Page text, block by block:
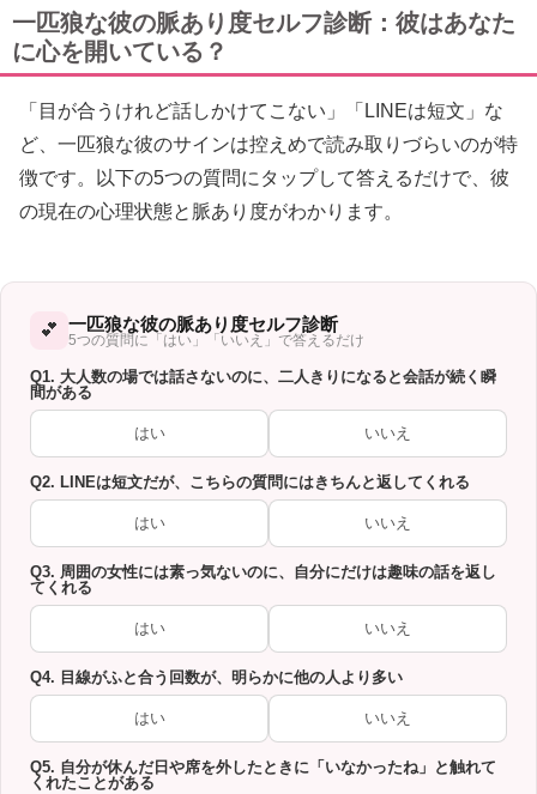
一匹狼な彼の脈あり度セルフ診断：彼はあなた
に心を開いている？
「目が合うけれど話しかけてこない」「LINEは短文」な
ど、一匹狼な彼のサインは控えめで読み取りづらいのが特
徴です。以下の5つの質問にタップして答えるだけで、彼
の現在の心理状態と脈あり度がわかります。
💕 一匹狼な彼の脈あり度セルフ診断
5つの質問に「はい」「いいえ」で答えるだけ
Q1. 大人数の場では話さないのに、二人きりになると会話が続く瞬
間がある
はい いいえ
Q2. LINEは短文だが、こちらの質問にはきちんと返してくれる
はい いいえ
Q3. 周囲の女性には素っ気ないのに、自分にだけは趣味の話を返し
てくれる
はい いいえ
Q4. 目線がふと合う回数が、明らかに他の人より多い
はい いいえ
Q5. 自分が休んだ日や席を外したときに「いなかったね」と触れて
くれたことがある